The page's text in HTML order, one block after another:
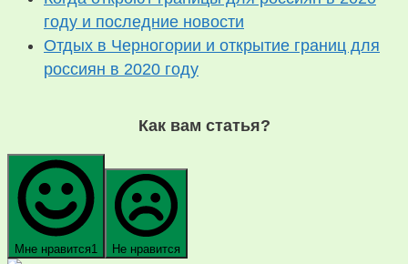
году и последние новости
Отдых в Черногории и открытие границ для
россиян в 2020 году
Как вам статья?
Мне нравится1 Не нравится